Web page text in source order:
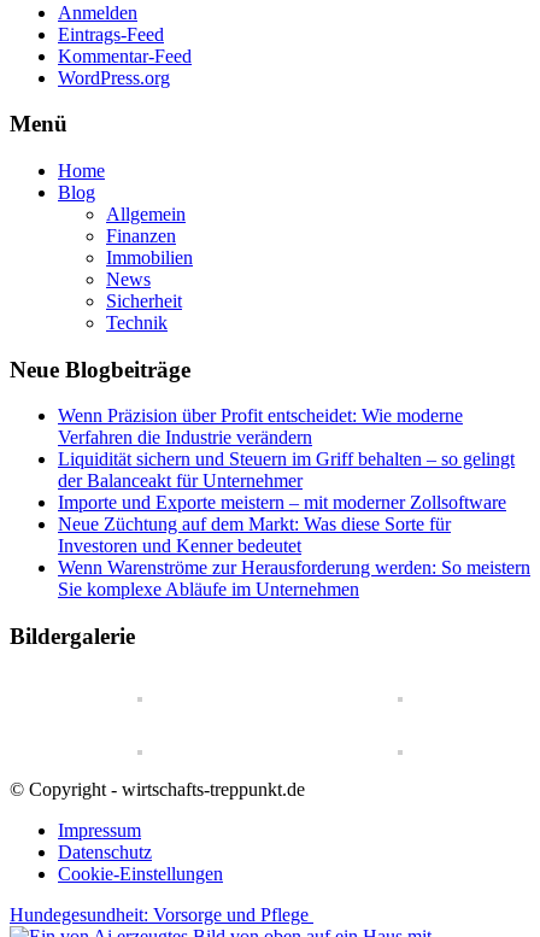
Anmelden
Eintrags-Feed
Kommentar-Feed
WordPress.org
Menü
Home
Blog
Allgemein
Finanzen
Immobilien
News
Sicherheit
Technik
Neue Blogbeiträge
Wenn Präzision über Profit entscheidet: Wie moderne
Verfahren die Industrie verändern
Liquidität sichern und Steuern im Griff behalten – so gelingt
der Balanceakt für Unternehmer
Importe und Exporte meistern – mit moderner Zollsoftware
Neue Züchtung auf dem Markt: Was diese Sorte für
Investoren und Kenner bedeutet
Wenn Warenströme zur Herausforderung werden: So meistern
Sie komplexe Abläufe im Unternehmen
Bildergalerie
© Copyright - wirtschafts-treppunkt.de
Impressum
Datenschutz
Cookie-Einstellungen
Hundegesundheit: Vorsorge und Pflege